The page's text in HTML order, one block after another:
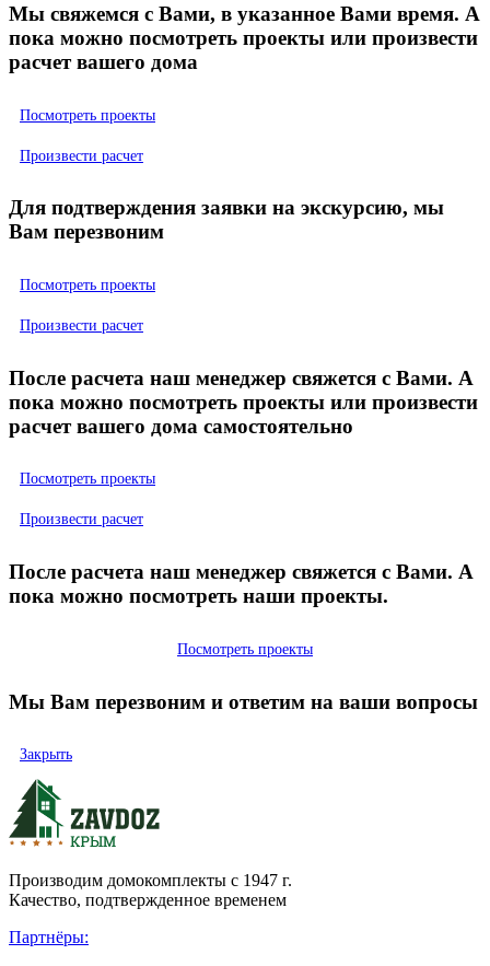
Мы свяжемся с Вами, в указанное Вами время. А
пока можно посмотреть проекты или произвести
расчет вашего дома
Посмотреть проекты
Произвести расчет
Для подтверждения заявки на экскурсию, мы
Вам перезвоним
Посмотреть проекты
Произвести расчет
После расчета наш менеджер свяжется с Вами. А
пока можно посмотреть проекты или произвести
расчет вашего дома самостоятельно
Посмотреть проекты
Произвести расчет
После расчета наш менеджер свяжется с Вами. А
пока можно посмотреть наши проекты.
Посмотреть проекты
Мы Вам перезвоним и ответим на ваши вопросы
Закрыть
Производим домокомплекты с 1947 г.
Качество, подтвержденное временем
Партнёры: